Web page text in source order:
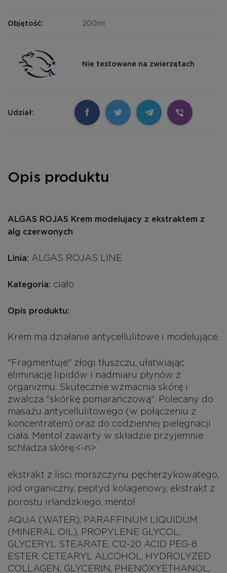
Objętość: 200ml
Nie testowane na zwierzętach
Udział:
Opis produktu
ALGAS ROJAS Krem modelujacy z ekstraktem z
alg czerwonych
Linia: ALGAS ROJAS LINE
Kategoria: ciało
Opis produktu:
Krem ma działanie antycellulitowe i modelujące.
"Fragmentuje" złogi tłuszczu, ułatwiając
eliminację lipidów i nadmiaru płynów z
organizmu. Skutecznie wzmacnia skórę i
zwalcza "skórkę pomarańczową". Polecany do
masażu antycellulitowego (w połączeniu z
koncentratem) oraz do codziennej pielęgnacji
ciała. Mentol zawarty w składzie przyjemnie
schładza skórę.<-n>
ekstrakt z lisci morszczynu pęcherzykowatego,
jod organiczny, peptyd kolagenowy, ekstrakt z
porostu irlandzkiego, mentol
AQUA (WATER), PARAFFINUM LIQUIDUM
(MINERAL OIL), PROPYLENE GLYCOL,
GLYCERYL STEARATE, C12-20 ACID PEG-8
ESTER, CETEARYL ALCOHOL, HYDROLYZED
COLLAGEN, GLYCERIN, PHENOXYETHANOL,